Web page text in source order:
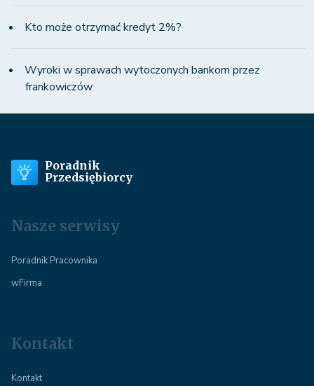
Kto może otrzymać kredyt 2%?
Wyroki w sprawach wytoczonych bankom przez
frankowiczów
Poradnik
Przedsiębiorcy
Nasze serwisy
Poradnik Pracownika
wFirma
Kontakt
Kontakt